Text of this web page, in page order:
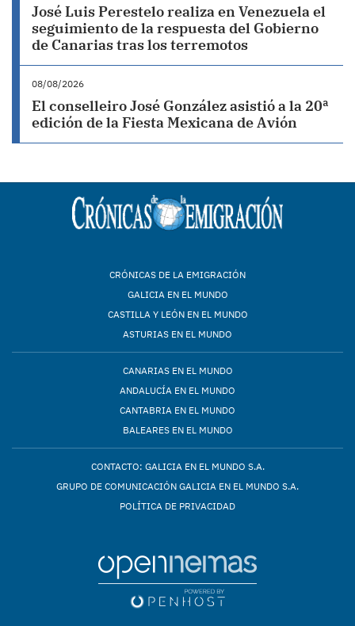
José Luis Perestelo realiza en Venezuela el
seguimiento de la respuesta del Gobierno
de Canarias tras los terremotos
08/08/2026
El conselleiro José González asistió a la 20ª
edición de la Fiesta Mexicana de Avión
CRÓNICAS DE LA EMIGRACIÓN
GALICIA EN EL MUNDO
CASTILLA Y LEÓN EN EL MUNDO
ASTURIAS EN EL MUNDO
CANARIAS EN EL MUNDO
ANDALUCÍA EN EL MUNDO
CANTABRIA EN EL MUNDO
BALEARES EN EL MUNDO
CONTACTO: GALICIA EN EL MUNDO S.A.
GRUPO DE COMUNICACIÓN GALICIA EN EL MUNDO S.A.
POLÍTICA DE PRIVACIDAD